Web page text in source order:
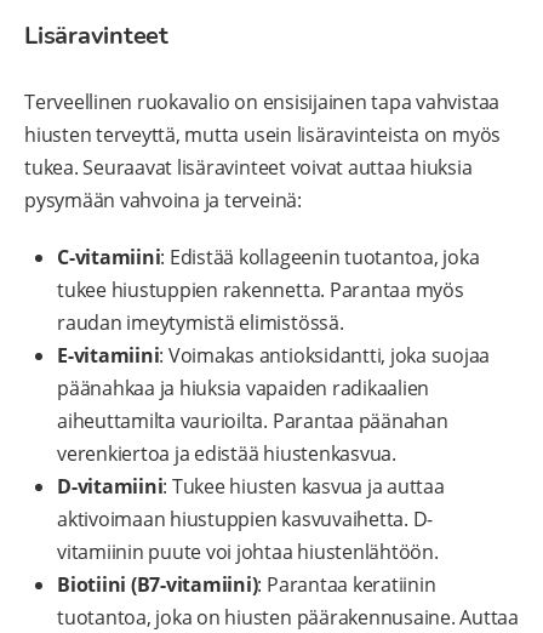
Lisäravinteet
Terveellinen ruokavalio on ensisijainen tapa vahvistaa
hiusten terveyttä, mutta usein lisäravinteista on myös
tukea. Seuraavat lisäravinteet voivat auttaa hiuksia
pysymään vahvoina ja terveinä:
C-vitamiini: Edistää kollageenin tuotantoa, joka
tukee hiustuppien rakennetta. Parantaa myös
raudan imeytymistä elimistössä.
E-vitamiini: Voimakas antioksidantti, joka suojaa
päänahkaa ja hiuksia vapaiden radikaalien
aiheuttamilta vaurioilta. Parantaa päänahan
verenkiertoa ja edistää hiustenkasvua.
D-vitamiini: Tukee hiusten kasvua ja auttaa
aktivoimaan hiustuppien kasvuvaihetta. D-
vitamiinin puute voi johtaa hiustenlähtöön.
Biotiini (B7-vitamiini): Parantaa keratiinin
tuotantoa, joka on hiusten päärakennusaine. Auttaa